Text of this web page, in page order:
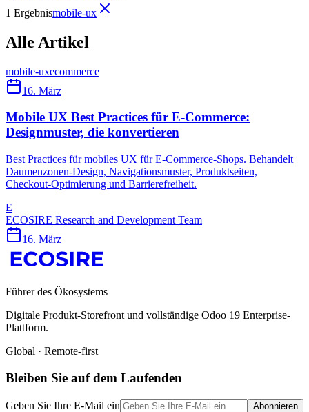
1 Ergebnismobile-ux
Alle Artikel
mobile-uxecommerce
16. März
Mobile UX Best Practices für E-Commerce:
Designmuster, die konvertieren
Best Practices für mobiles UX für E-Commerce-Shops. Behandelt
Daumenzonen-Design, Navigationsmuster, Produktseiten,
Checkout-Optimierung und Barrierefreiheit.
E
ECOSIRE Research and Development Team
16. März
Führer des Ökosystems
Digitale Produkt-Storefront und vollständige Odoo 19 Enterprise-
Plattform.
Global · Remote-first
Bleiben Sie auf dem Laufenden
Geben Sie Ihre E-Mail ein Abonnieren